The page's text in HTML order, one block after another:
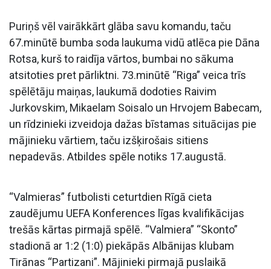
Puriņš vēl vairākkārt glāba savu komandu, taču
67.minūtē bumba soda laukuma vidū atlēca pie Dāna
Rotsa, kurš to raidīja vārtos, bumbai no sākuma
atsitoties pret pārliktni. 73.minūtē “Riga” veica trīs
spēlētāju maiņas, laukumā dodoties Raivim
Jurkovskim, Mikaelam Soisalo un Hrvojem Babecam,
un rīdzinieki izveidoja dažas bīstamas situācijas pie
mājinieku vārtiem, taču izšķirošais sitiens
nepadevās. Atbildes spēle notiks 17.augustā.
“Valmieras” futbolisti ceturtdien Rīgā cieta
zaudējumu UEFA Konferences līgas kvalifikācijas
trešās kārtas pirmajā spēlē. “Valmiera” “Skonto”
stadionā ar 1:2 (1:0) piekāpās Albānijas klubam
Tirānas “Partizani”. Mājinieki pirmajā puslaikā